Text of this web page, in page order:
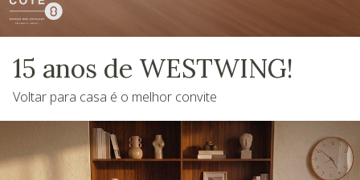
15 anos de WESTWING!
Voltar para casa é o melhor convite